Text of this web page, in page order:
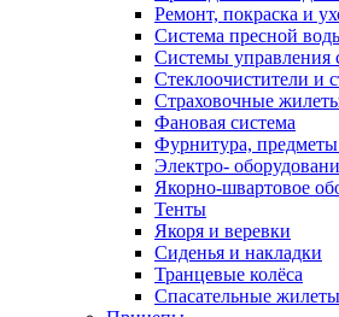
Ремонт, покраска и
Система пресной
Системы управления
Стеклоочистители и
Страховочные
Фановая система
Фурнитура, предметы
Электро-
Якорно-швартовое
Тенты
Якоря и веревки
Сиденья и накладки
Транцевые колёса
Спасательные жилеты